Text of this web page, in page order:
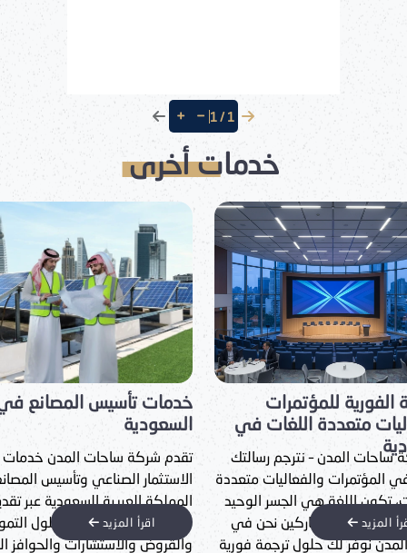
وتجديد الإقامات وفتح ملفات
الاجتماعية وشؤون الموظفين.
الرقم الضريبي، وإصدار كافة
التراخيص مثل: التجارية، الصناعية،
الغذائية، الدوائية، الدفاع
إضافة إلى خدمات النماذج
وخدمة كبار الشخصيات بسرية
وتسجيل العلامة التجارية. يشمل
أيضًا تصديق العقود من الجهات
الخارجية والسفارات، وتقديم
مهنية لإدارة أعمال الشركات
والأجنبية داخل المملكة،
دراسات الجدوى، وخدمات
الحكومية، وتعميد العلامة
كما نتيح لعملائنا خدمة
الإلكترونية عبر اشتراك شهري
سنوي، حيث نتابع كافة
الحكومية والتراخيص ونجددها
الوقت المناسب. يتم تخصيص
عميل يحوي كافة بياناته،
بشكل كامل حتى إتمامها، مع
فريق متخصص في مراجعة
إلكترونيًا وإنجازها بدقة عالية
مناسبة.
1 / 1
−
+
خدمات أخرى
تأسيس المصانع في
ساحات المدن خدمات
الصناعي وتأسيس المصانع في
العربية السعودية عبر تقديم
من الحلول التمويلية
والاستشارات والحوافز الصناعية
المزيد
خدمات الأمن الصناعى في
السعودية
تقدم شركة ساحات المدن حزمة
من خدمات الأمن الصناعي
الخاضعة لمتطلبات الهيئة العامة
الصناعي في المملكة العربية
تتخصص الشركة في مساعدة
اقرأ المزيد